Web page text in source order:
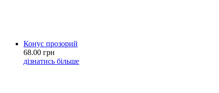
Конус прозорий
68.00 грн
дізнатись більше